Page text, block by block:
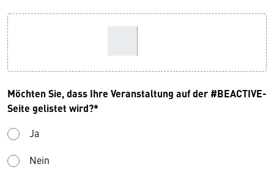
Möchten Sie, dass Ihre Veranstaltung auf der #BEACTIVE-
Seite gelistet wird?*
Ja
Nein